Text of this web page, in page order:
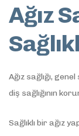
Ağız
Ağız sağlığı,
diş sağlığının
Sağlıklı bir ağız